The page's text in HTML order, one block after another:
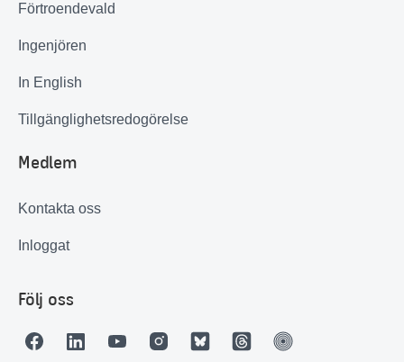
Förtroendevald
Ingenjören
In English
Tillgänglighetsredogörelse
Medlem
Kontakta oss
Inloggat
Följ oss